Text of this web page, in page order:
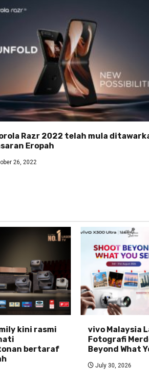
Razr 2022 telah mula
Eropah
26, 2022
kini rasmi
bertaraf
vivo Malaysia
Fotografi
Beyond What
July 30, 2026